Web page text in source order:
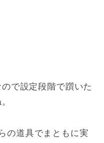
で設定段階で躓いた
の道具でまともに実